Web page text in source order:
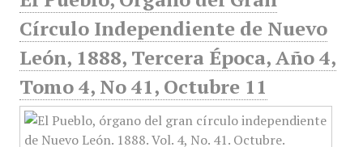
Círculo Independiente de Nuevo
León, 1888, Tercera Época, Año 4,
Tomo 4, No 41, Octubre 11